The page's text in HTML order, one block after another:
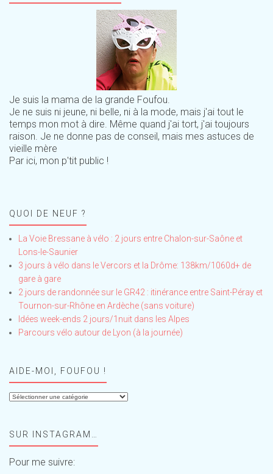
Je suis la mama de la grande Foufou.
Je ne suis ni jeune, ni belle, ni à la mode, mais j'ai tout le
temps mon mot à dire. Même quand j'ai tort, j'ai toujours
raison. Je ne donne pas de conseil, mais mes astuces de
vieille mère
Par ici, mon p'tit public !
QUOI DE NEUF ?
La Voie Bressane à vélo : 2 jours entre Chalon-sur-Saône et
Lons-le-Saunier
3 jours à vélo dans le Vercors et la Drôme: 138km/1060d+ de
gare à gare
2 jours de randonnée sur le GR42 : itinérance entre Saint-Péray et
Tournon-sur-Rhône en Ardèche (sans voiture)
Idées week-ends 2 jours/1nuit dans les Alpes
Parcours vélo autour de Lyon (à la journée)
AIDE-MOI, FOUFOU !
Aide-
!SUR INSTAGRAM…
Pour me suivre: